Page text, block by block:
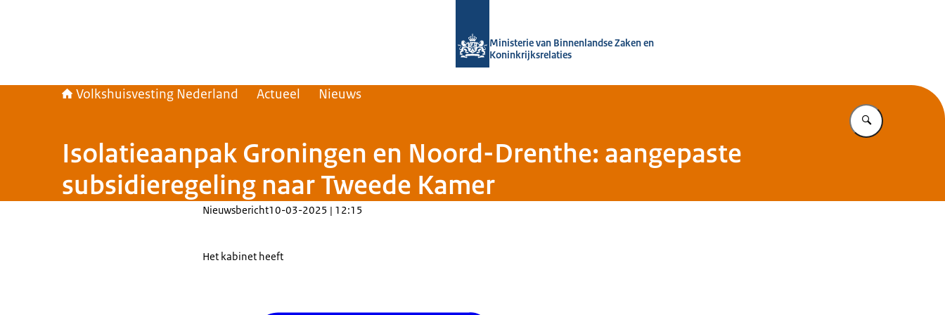
Ministerie van Binnenlandse Zaken en
Koninkrijksrelaties
Volkshuisvesting Nederland Actueel Nieuws
Vul in wat u
Isolatieaanpak Groningen en Noord-Drenthe: aangepaste
subsidieregeling naar Tweede Kamer
Nieuwsbericht10-03-2025 | 12:15
Het kabinet heeft